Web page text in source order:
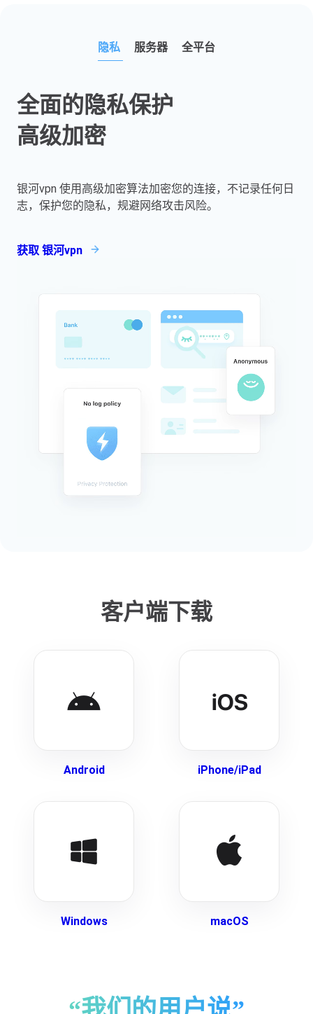
隐私 服务器 全平台
全面的隐私保护
高级加密
银河vpn 使用高级加密算法加密您的连接，不记录任何日
志，保护您的隐私，规避网络攻击风险。
获取 银河vpn
客户端下载
Android iPhone/iPad
Windows macOS